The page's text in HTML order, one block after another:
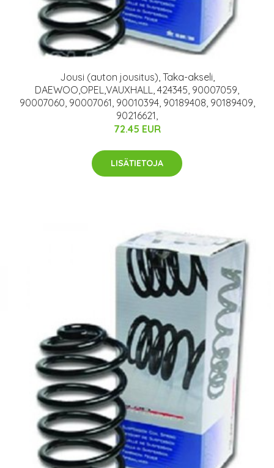
Jousi (auton jousitus), Taka-akseli,
DAEWOO,OPEL,VAUXHALL, 424345, 90007059,
90007060, 90007061, 90010394, 90189408, 90189409,
90216621,
72.45 EUR
LISÄTIETOJA